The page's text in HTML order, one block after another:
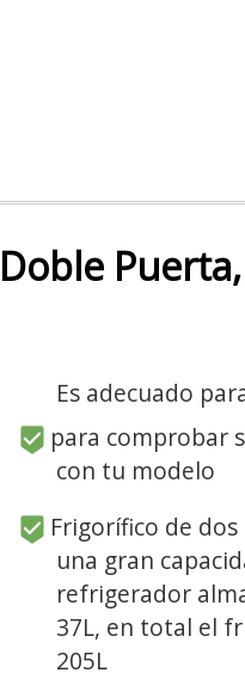
Puerta,
Es adecuado
para comprobar
con tu modelo
Frigorífico de
una gran
refrigerador
37L, en total el
205L